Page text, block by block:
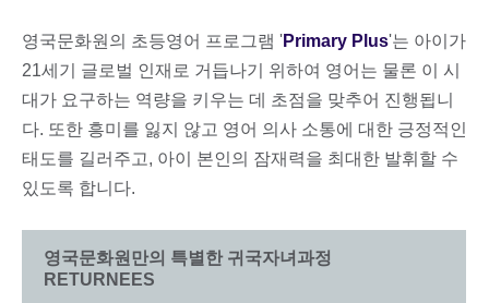
영국문화원의 초등영어 프로그램 'Primary Plus'는 아이가
21세기 글로벌 인재로 거듭나기 위하여 영어는 물론 이 시
대가 요구하는 역량을 키우는 데 초점을 맞추어 진행됩니
다. 또한 흥미를 잃지 않고 영어 의사 소통에 대한 긍정적인
태도를 길러주고, 아이 본인의 잠재력을 최대한 발휘할 수
있도록 합니다.
영국문화원만의 특별한 귀국자녀과정
RETURNEES